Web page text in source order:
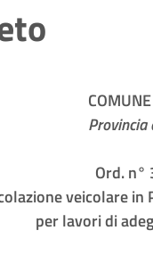
Provincia
Ord.
veicolare in
per lavori di